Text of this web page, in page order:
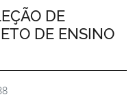
DE
DE ENSINO